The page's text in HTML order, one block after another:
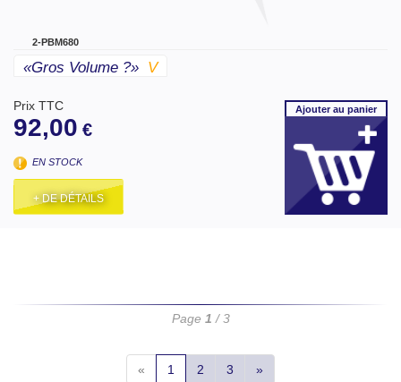
2-PBM680
«gros Volume ?» V
Prix TTC
92,00 €
EN STOCK
+ DE DÉTAILS
Ajouterau panier
Page 1 / 3
« 1 2 3 »